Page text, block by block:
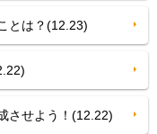
とは？(12.23)
せよう！(12.22)